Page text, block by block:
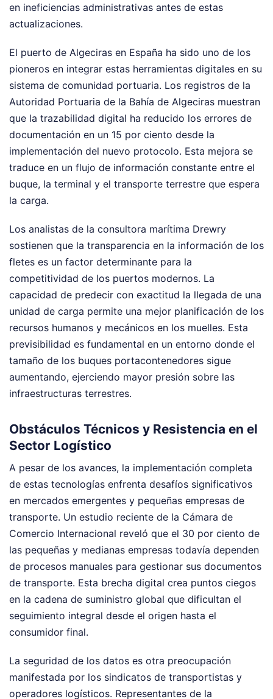
en ineficiencias administrativas antes de estas
actualizaciones.
El puerto de Algeciras en España ha sido uno de los
pioneros en integrar estas herramientas digitales en su
sistema de comunidad portuaria. Los registros de la
Autoridad Portuaria de la Bahía de Algeciras muestran
que la trazabilidad digital ha reducido los errores de
documentación en un 15 por ciento desde la
implementación del nuevo protocolo. Esta mejora se
traduce en un flujo de información constante entre el
buque, la terminal y el transporte terrestre que espera
la carga.
Los analistas de la consultora marítima Drewry
sostienen que la transparencia en la información de los
fletes es un factor determinante para la
competitividad de los puertos modernos. La
capacidad de predecir con exactitud la llegada de una
unidad de carga permite una mejor planificación de los
recursos humanos y mecánicos en los muelles. Esta
previsibilidad es fundamental en un entorno donde el
tamaño de los buques portacontenedores sigue
aumentando, ejerciendo mayor presión sobre las
infraestructuras terrestres.
Obstáculos Técnicos y Resistencia en el
Sector Logístico
A pesar de los avances, la implementación completa
de estas tecnologías enfrenta desafíos significativos
en mercados emergentes y pequeñas empresas de
transporte. Un estudio reciente de la Cámara de
Comercio Internacional reveló que el 30 por ciento de
las pequeñas y medianas empresas todavía dependen
de procesos manuales para gestionar sus documentos
de transporte. Esta brecha digital crea puntos ciegos
en la cadena de suministro global que dificultan el
seguimiento integral desde el origen hasta el
consumidor final.
La seguridad de los datos es otra preocupación
manifestada por los sindicatos de transportistas y
operadores logísticos. Representantes de la